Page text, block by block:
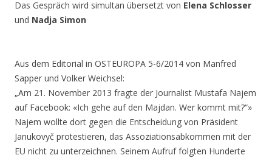
Das Gespräch wird simultan übersetzt von Elena Schlosser
und Nadja Simon
Aus dem Editorial in OSTEUROPA 5-6/2014 von Manfred
Sapper und Volker Weichsel:
„Am 21. November 2013 fragte der Journalist Mustafa Najem
auf Facebook: «Ich gehe auf den Majdan. Wer kommt mit?“»
Najem wollte dort gegen die Entscheidung von Präsident
Janukovyč protestieren, das Assoziationsabkommen mit der
EU nicht zu unterzeichnen. Seinem Aufruf folgten Hunderte